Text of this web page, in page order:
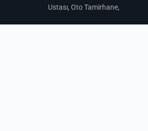
Ustası, Oto Tamirhane,